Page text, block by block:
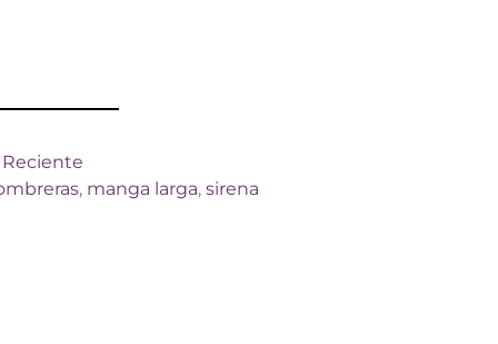
Reciente
, manga larga, sirena